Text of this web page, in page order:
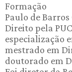
Formação
Paulo de
Direito pela
especialização
mestrado em
doutorado em